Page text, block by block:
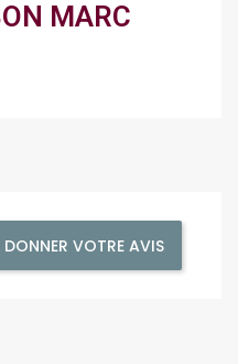
MARC
DONNER VOTRE AVIS